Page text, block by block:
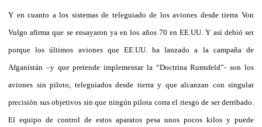
Y en cuanto a los sistemas de teleguiado de los aviones desde tierra Von
Vulgo afirma que se ensayaron ya en los años 70 en EE.UU. Y así debió ser
porque los últimos aviones que EE.UU. ha lanzado a la campaña de
Afganistán –y que pretende implementar la “Doctrina Rumsfeld”- son los
aviones sin piloto, teleguiados desde tierra y que alcanzan con singular
precisión sus objetivos sin que ningún pilota corra el riesgo de ser derribado.
El equipo de control de estos aparatos pesa unos pocos kilos y puede